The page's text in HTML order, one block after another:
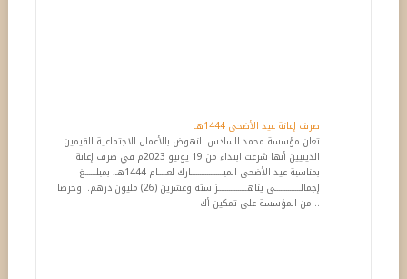
صرف إعانة عيد الأضحى 1444هـ
تعلن مؤسسة محمد السادس للنهوض بالأعمال الاجتماعية للقيمين
الدينيين أنها شرعت ابتداء من 19 يونيو 2023م في صرف إعانة
بمناسبة عيد الأضحى المبــــــــــــــــــارك لعـــــام 1444هـ، بمبلــــــغ
إجمالــــــــــــــي يناهــــــــــــــــز ستة وعشرين (26) مليون درهم. وحرصا
من المؤسسة على تمكين أك...